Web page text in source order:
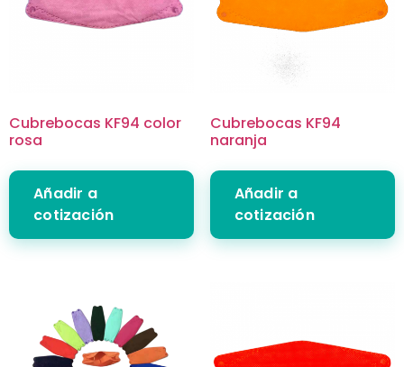
Cubrebocas KF94 color
rosa
Añadir a
cotización
Cubrebocas KF94
naranja
Añadir a
cotización